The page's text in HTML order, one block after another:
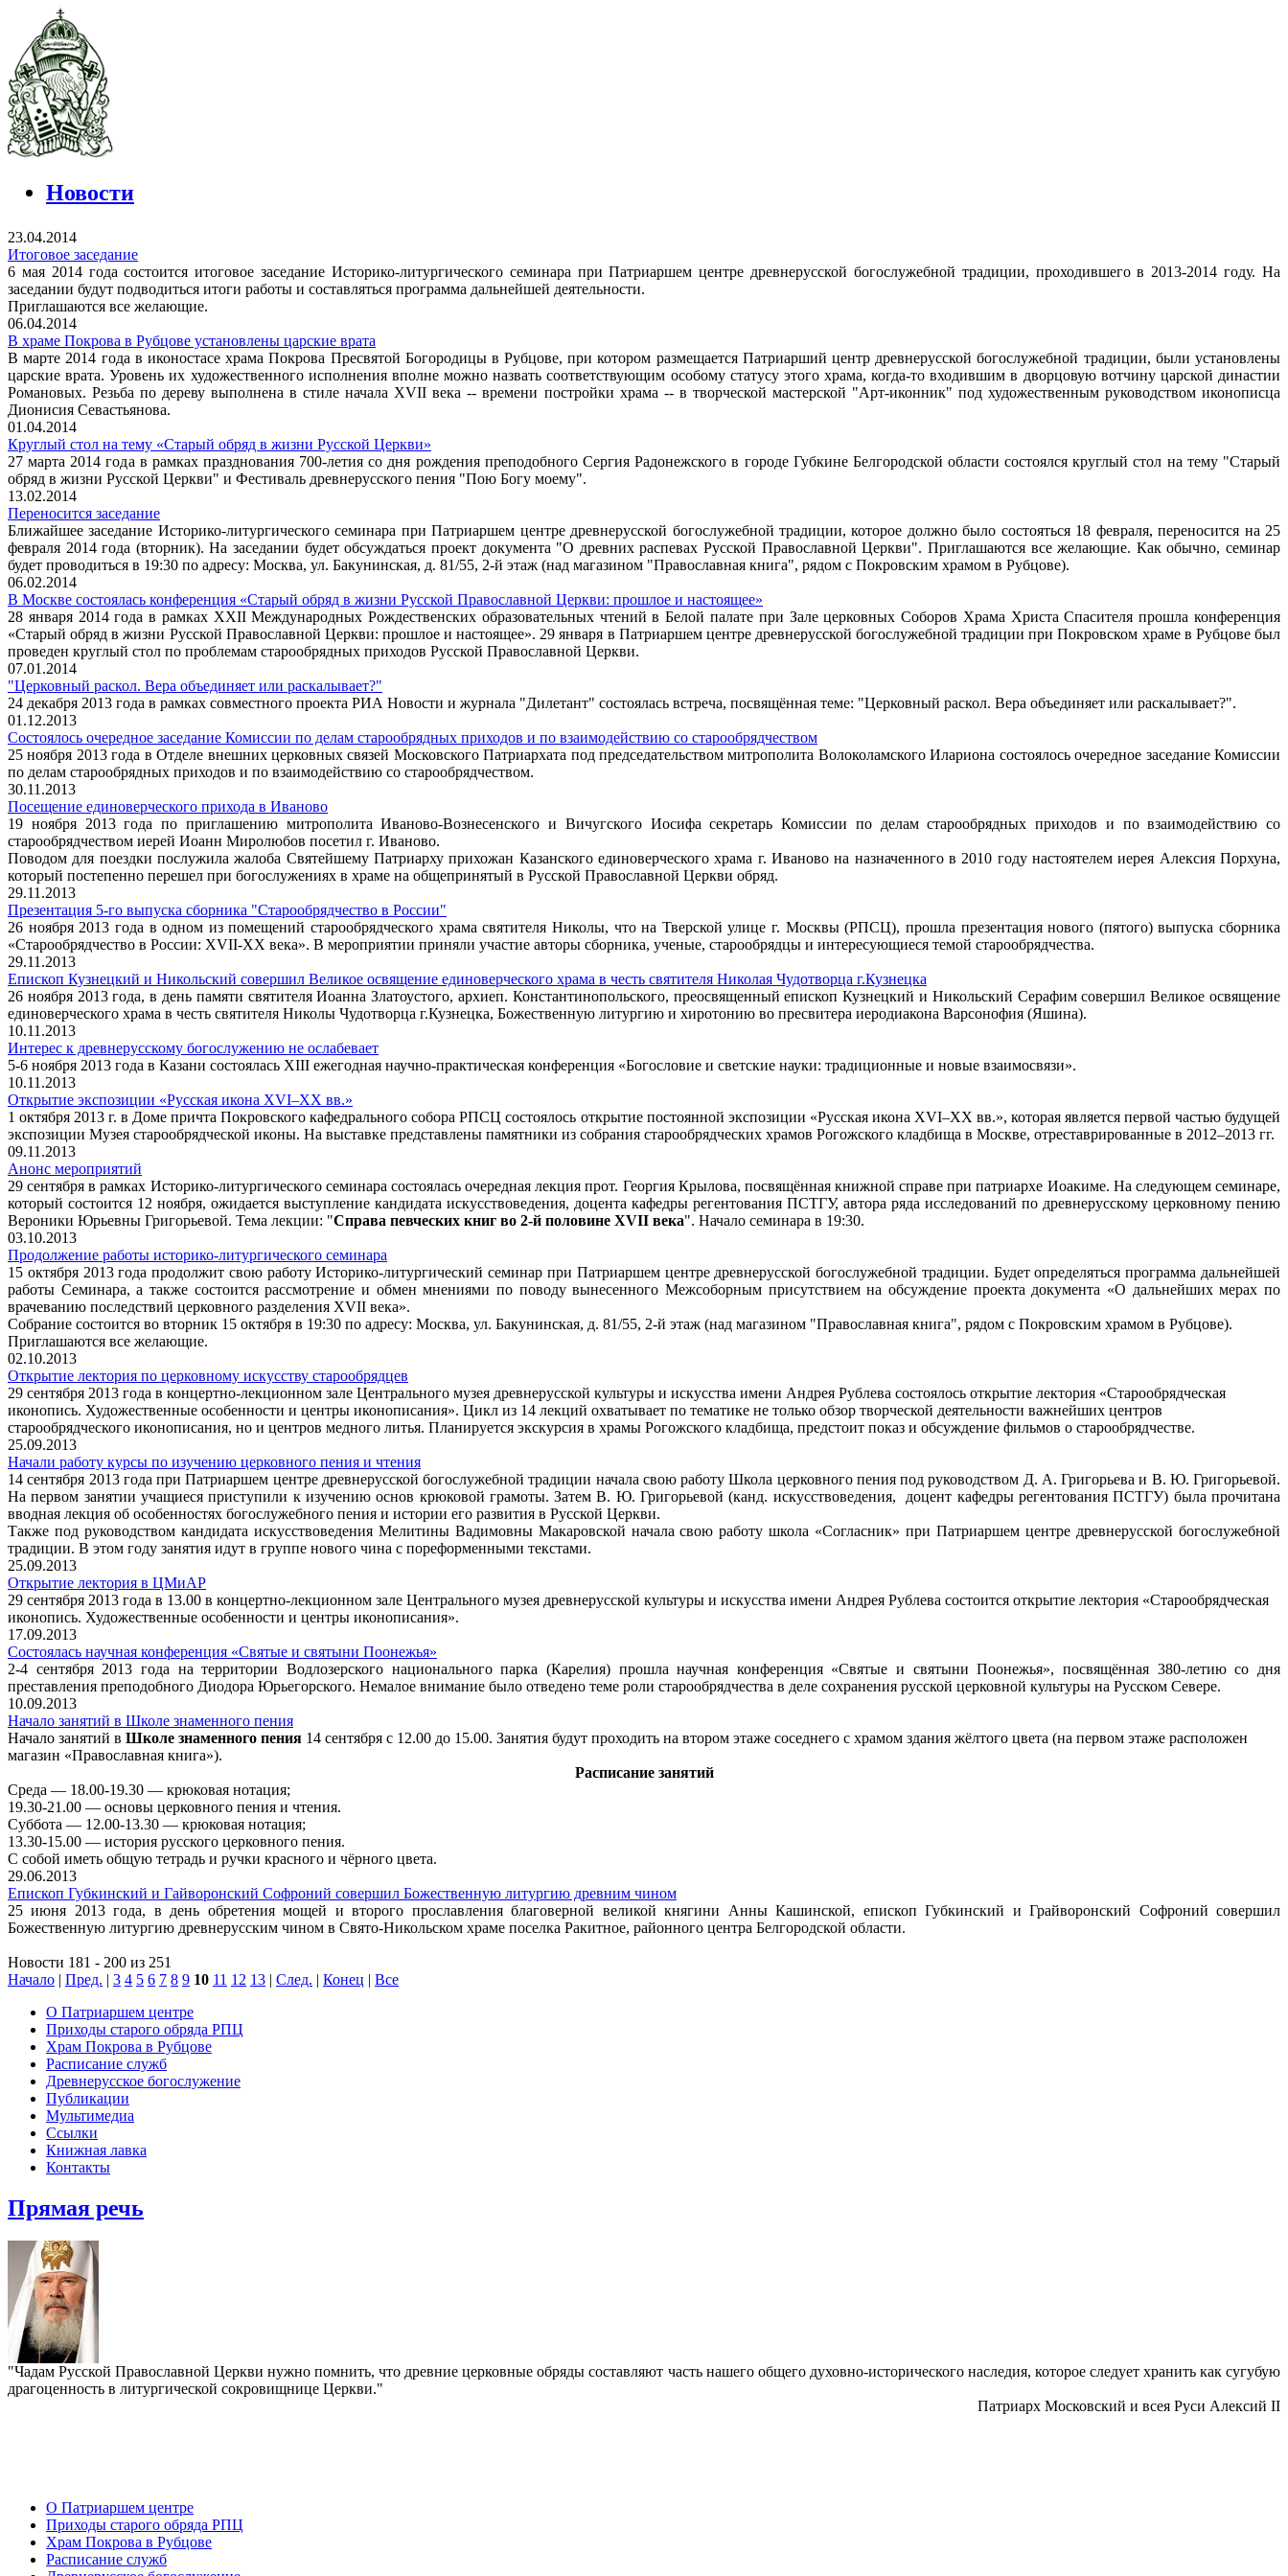
Новости
23.04.2014
Итоговое заседание
6 мая 2014 года состоится итоговое заседание Историко-литургического семинара при Патриаршем центре древнерусской богослужебной традиции, проходившего в 2013-2014 году. На
заседании будут подводиться итоги работы и составляться программа дальнейшей деятельности.
Приглашаются все желающие.
06.04.2014
В храме Покрова в Рубцове установлены царские врата
В марте 2014 года в иконостасе храма Покрова Пресвятой Богородицы в Рубцове, при котором размещается Патриарший центр древнерусской богослужебной традиции, были установлены
царские врата. Уровень их художественного исполнения вполне можно назвать соответствующим особому статусу этого храма, когда-то входившим в дворцовую вотчину царской династии
Романовых. Резьба по дереву выполнена в стиле начала XVII века -- времени постройки храма -- в творческой мастерской "Арт-иконник" под художественным руководством иконописца
Дионисия Севастьянова.
01.04.2014
Круглый стол на тему «Старый обряд в жизни Русской Церкви»
27 марта 2014 года в рамках празднования 700-летия со дня рождения преподобного Сергия Радонежского в городе Губкине Белгородской области состоялся круглый стол на тему "Старый
обряд в жизни Русской Церкви" и Фестиваль древнерусского пения "Пою Богу моему".
13.02.2014
Переносится заседание
Ближайшее заседание Историко-литургического семинара при Патриаршем центре древнерусской богослужебной традиции, которое должно было состояться 18 февраля, переносится на 25
февраля 2014 года (вторник). На заседании будет обсуждаться проект документа "О древних распевах Русской Православной Церкви". Приглашаются все желающие. Как обычно, семинар
будет проводиться в 19:30 по адресу: Москва, ул. Бакунинская, д. 81/55, 2-й этаж (над магазином "Православная книга", рядом с Покровским храмом в Рубцове).
06.02.2014
В Москве состоялась конференция «Старый обряд в жизни Русской Православной Церкви: прошлое и настоящее»
28 января 2014 года в рамках XXII Международных Рождественских образовательных чтений в Белой палате при Зале церковных Соборов Храма Христа Спасителя прошла конференция
«Старый обряд в жизни Русской Православной Церкви: прошлое и настоящее». 29 января в Патриаршем центре древнерусской богослужебной традиции при Покровском храме в Рубцове был
проведен круглый стол по проблемам старообрядных приходов Русской Православной Церкви.
07.01.2014
"Церковный раскол. Вера объединяет или раскалывает?"
24 декабря 2013 года в рамках совместного проекта РИА Новости и журнала "Дилетант" состоялась встреча, посвящённая теме: "Церковный раскол. Вера объединяет или раскалывает?".
01.12.2013
Состоялось очередное заседание Комиссии по делам старообрядных приходов и по взаимодействию со старообрядчеством
25 ноября 2013 года в Отделе внешних церковных связей Московского Патриархата под председательством митрополита Волоколамского Илариона состоялось очередное заседание Комиссии
по делам старообрядных приходов и по взаимодействию со старообрядчеством.
30.11.2013
Посещение единоверческого прихода в Иваново
19 ноября 2013 года по приглашению митрополита Иваново-Вознесенского и Вичугского Иосифа секретарь Комиссии по делам старообрядных приходов и по взаимодействию со
старообрядчеством иерей Иоанн Миролюбов посетил г. Иваново.
Поводом для поездки послужила жалоба Святейшему Патриарху прихожан Казанского единоверческого храма г. Иваново на назначенного в 2010 году настоятелем иерея Алексия Порхуна,
который постепенно перешел при богослужениях в храме на общепринятый в Русской Православной Церкви обряд.
29.11.2013
Презентация 5-го выпуска сборника "Старообрядчество в России"
26 ноября 2013 года в одном из помещений старообрядческого храма святителя Николы, что на Тверской улице г. Москвы (РПСЦ), прошла презентация нового (пятого) выпуска сборника
«Старообрядчество в России: XVII-XX века». В мероприятии приняли участие авторы сборника, ученые, старообрядцы и интересующиеся темой старообрядчества.
29.11.2013
Епископ Кузнецкий и Никольский совершил Великое освящение единоверческого храма в честь святителя Николая Чудотворца г.Кузнецка
26 ноября 2013 года, в день памяти святителя Иоанна Златоустого, архиеп. Константинопольского, преосвященный епископ Кузнецкий и Никольский Серафим совершил Великое освящение
единоверческого храма в честь святителя Николы Чудотворца г.Кузнецка, Божественную литургию и хиротонию во пресвитера иеродиакона Варсонофия (Яшина).
10.11.2013
Интерес к древнерусскому богослужению не ослабевает
5-6 ноября 2013 года в Казани состоялась XIII ежегодная научно-практическая конференция «Богословие и светские науки: традиционные и новые взаимосвязи».
10.11.2013
Открытие экспозиции «Русская икона XVI–XX вв.»
1 октября 2013 г. в Доме причта Покровского кафедрального собора РПСЦ состоялось открытие постоянной экспозиции «Русская икона XVI–XX вв.», которая является первой частью будущей
экспозиции Музея старообрядческой иконы. На выставке представлены памятники из собрания старообрядческих храмов Рогожского кладбища в Москве, отреставрированные в 2012–2013 гг.
09.11.2013
Анонс мероприятий
29 сентября в рамках Историко-литургического семинара состоялась очередная лекция прот. Георгия Крылова, посвящённая книжной справе при патриархе Иоакиме. На следующем семинаре,
который состоится 12 ноября, ожидается выступление кандидата искусствоведения, доцента кафедры регентования ПСТГУ, автора ряда исследований по древнерусскому церковному пению
Вероники Юрьевны Григорьевой. Тема лекции: "Справа певческих книг во 2-й половине XVII века". Начало семинара в 19:30.
03.10.2013
Продолжение работы историко-литургического семинара
15 октября 2013 года продолжит свою работу Историко-литургический семинар при Патриаршем центре древнерусской богослужебной традиции. Будет определяться программа дальнейшей
работы Семинара, а также состоится рассмотрение и обмен мнениями по поводу вынесенного Межсоборным присутствием на обсуждение проекта документа «О дальнейших мерах по
врачеванию последствий церковного разделения XVII века».
Собрание состоится во вторник 15 октября в 19:30 по адресу: Москва, ул. Бакунинская, д. 81/55, 2-й этаж (над магазином "Православная книга", рядом с Покровским храмом в Рубцове).
Приглашаются все желающие.
02.10.2013
Открытие лектория по церковному искусству старообрядцев
29 сентября 2013 года в концертно-лекционном зале Центрального музея древнерусской культуры и искусства имени Андрея Рублева состоялось открытие лектория «Старообрядческая
иконопись. Художественные особенности и центры иконописания». Цикл из 14 лекций охватывает по тематике не только обзор творческой деятельности важнейших центров
старообрядческого иконописания, но и центров медного литья. Планируется экскурсия в храмы Рогожского кладбища, предстоит показ и обсуждение фильмов о старообрядчестве.
25.09.2013
Начали работу курсы по изучению церковного пения и чтения
14 сентября 2013 года при Патриаршем центре древнерусской богослужебной традиции начала свою работу Школа церковного пения под руководством Д. А. Григорьева и В. Ю. Григорьевой.
На первом занятии учащиеся приступили к изучению основ крюковой грамоты. Затем В. Ю. Григорьевой (канд. искусствоведения, доцент кафедры регентования ПСТГУ) была прочитана
вводная лекция об особенностях богослужебного пения и истории его развития в Русской Церкви.
Также под руководством кандидата искусствоведения Мелитины Вадимовны Макаровской начала свою работу школа «Согласник» при Патриаршем центре древнерусской богослужебной
традиции. В этом году занятия идут в группе нового чина с пореформенными текстами.
25.09.2013
Открытие лектория в ЦМиАР
29 сентября 2013 года в 13.00 в концертно-лекционном зале Центрального музея древнерусской культуры и искусства имени Андрея Рублева состоится открытие лектория «Старообрядческая
иконопись. Художественные особенности и центры иконописания».
17.09.2013
Состоялась научная конференция «Святые и святыни Поонежья»
2-4 сентября 2013 года на территории Водлозерского национального парка (Карелия) прошла научная конференция «Святые и святыни Поонежья», посвящённая 380-летию со дня
преставления преподобного Диодора Юрьегорского. Немалое внимание было отведено теме роли старообрядчества в деле сохранения русской церковной культуры на Русском Севере.
10.09.2013
Начало занятий в Школе знаменного пения
Начало занятий в Школе знаменного пения 14 сентября с 12.00 до 15.00. Занятия будут проходить на втором этаже соседнего с храмом здания жёлтого цвета (на первом этаже расположен
магазин «Православная книга»).
Расписание занятий
Среда — 18.00-19.30 — крюковая нотация;
19.30-21.00 — основы церковного пения и чтения.
Суббота — 12.00-13.30 — крюковая нотация;
13.30-15.00 — история русского церковного пения.
С собой иметь общую тетрадь и ручки красного и чёрного цвета.
29.06.2013
Епископ Губкинский и Гайворонский Софроний совершил Божественную литургию древним чином
25 июня 2013 года, в день обретения мощей и второго прославления благоверной великой княгини Анны Кашинской, епископ Губкинский и Грайворонский Софроний совершил
Божественную литургию древнерусским чином в Свято-Никольском храме поселка Ракитное, районного центра Белгородской области.
Новости 181 - 200 из 251
Начало | Пред. | 3 4 5 6 7 8 9 10 11 12 13 | След. | Конец | Все
О Патриаршем центре
Приходы старого обряда РПЦ
Храм Покрова в Рубцове
Расписание служб
Древнерусское богослужение
Публикации
Мультимедиа
Ссылки
Книжная лавка
Контакты
Прямая речь
"Чадам Русской Православной Церкви нужно помнить, что древние церковные обряды составляют часть нашего общего духовно-исторического наследия, которое следует хранить как сугубую
драгоценность в литургической сокровищнице Церкви."
Патриарх Московский и всея Руси Алексий II
О Патриаршем центре
Приходы старого обряда РПЦ
Храм Покрова в Рубцове
Расписание служб